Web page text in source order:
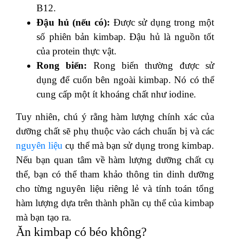
B12.
Đậu hủ (nếu có): Được sử dụng trong một
số phiên bản kimbap. Đậu hủ là nguồn tốt
của protein thực vật.
Rong biển: Rong biển thường được sử
dụng để cuốn bên ngoài kimbap. Nó có thể
cung cấp một ít khoáng chất như iodine.
Tuy nhiên, chú ý rằng hàm lượng chính xác của
dưỡng chất sẽ phụ thuộc vào cách chuẩn bị và các
nguyên liệu cụ thể mà bạn sử dụng trong kimbap.
Nếu bạn quan tâm về hàm lượng dưỡng chất cụ
thể, bạn có thể tham khảo thông tin dinh dưỡng
cho từng nguyên liệu riêng lẻ và tính toán tổng
hàm lượng dựa trên thành phần cụ thể của kimbap
mà bạn tạo ra.
Ăn kimbap có béo không?